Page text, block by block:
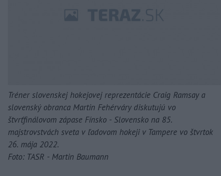
Tréner slovenskej hokejovej reprezentácie Craig Ramsay a
slovenský obranca Martin Fehérváry diskutujú vo
štvrťfinálovom zápase Fínsko - Slovensko na 85.
majstrovstvách sveta v ľadovom hokeji v Tampere vo štvrtok
26. mája 2022.
Foto: TASR - Martin Baumann